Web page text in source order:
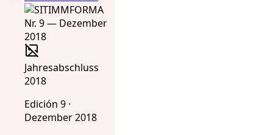
Jahresabschluss
2018
Edición 9 ·
Dezember 2018